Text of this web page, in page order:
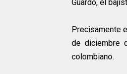
Guardo, el
Precisamente
de diciembre
colombiano.